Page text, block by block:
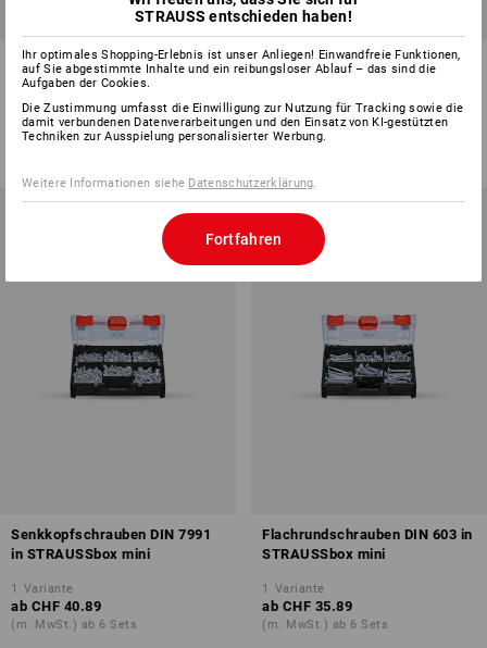
Sechskantschrauben DIN 933
in STRAUSSbox 118 midi
Variante
ab CHF 93.90
Sechskantschr. DIN 933
M8/M10 STRAUSSbox mini
1 Variante
ab CHF 37.89
Senkkopfschrauben DIN 7991
in STRAUSSbox mini
1 Variante
ab CHF 40.89
(m. MwSt.) ab 6 Sets
Flachrundschrauben DIN 603 in
STRAUSSbox mini
1 Variante
ab CHF 35.89
(m. MwSt.) ab 6 Sets
STRAUSS entschieden haben!
Ihr optimales Shopping-Erlebnis ist unser Anliegen! Einwandfreie Funktionen,
auf Sie abgestimmte Inhalte und ein reibungsloser Ablauf – das sind die
Aufgaben der Cookies.
Die Zustimmung umfasst die Einwilligung zur Nutzung für Tracking sowie die
damit verbundenen Datenverarbeitungen und den Einsatz von KI-gestützten
Techniken zur Ausspielung personalisierter Werbung.
Weitere Informationen siehe Datenschutzerklärung
Fortfahren